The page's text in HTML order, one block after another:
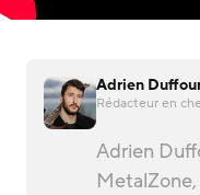
Adrien
Rédacteur en
Adrien